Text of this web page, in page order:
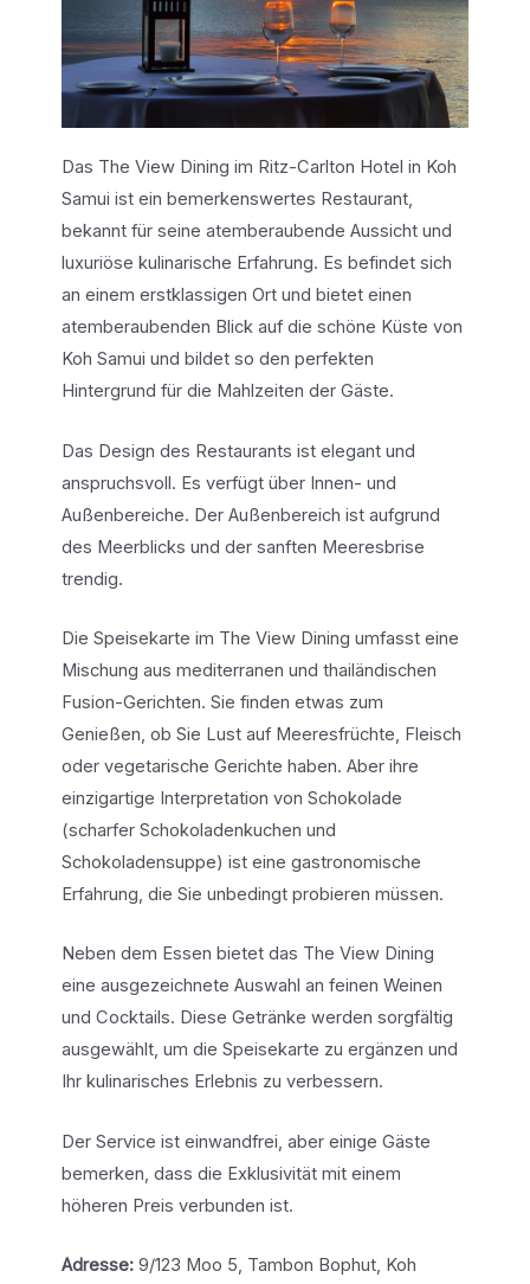
Das The View Dining im Ritz-Carlton Hotel in Koh
Samui ist ein bemerkenswertes Restaurant,
bekannt für seine atemberaubende Aussicht und
luxuriöse kulinarische Erfahrung. Es befindet sich
an einem erstklassigen Ort und bietet einen
atemberaubenden Blick auf die schöne Küste von
Koh Samui und bildet so den perfekten
Hintergrund für die Mahlzeiten der Gäste.
Das Design des Restaurants ist elegant und
anspruchsvoll. Es verfügt über Innen- und
Außenbereiche. Der Außenbereich ist aufgrund
des Meerblicks und der sanften Meeresbrise
trendig.
Die Speisekarte im The View Dining umfasst eine
Mischung aus mediterranen und thailändischen
Fusion-Gerichten. Sie finden etwas zum
Genießen, ob Sie Lust auf Meeresfrüchte, Fleisch
oder vegetarische Gerichte haben. Aber ihre
einzigartige Interpretation von Schokolade
(scharfer Schokoladenkuchen und
Schokoladensuppe) ist eine gastronomische
Erfahrung, die Sie unbedingt probieren müssen.
Neben dem Essen bietet das The View Dining
eine ausgezeichnete Auswahl an feinen Weinen
und Cocktails. Diese Getränke werden sorgfältig
ausgewählt, um die Speisekarte zu ergänzen und
Ihr kulinarisches Erlebnis zu verbessern.
Der Service ist einwandfrei, aber einige Gäste
bemerken, dass die Exklusivität mit einem
höheren Preis verbunden ist.
Adresse:9/123 Moo 5, Tambon Bophut, Koh